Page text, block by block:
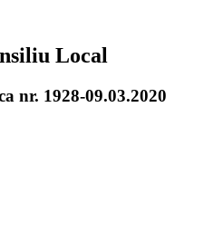
Local
nr. 1928-09.03.2020